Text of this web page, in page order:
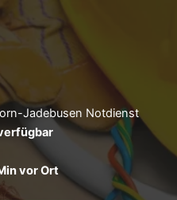
Jadebusen Notdienst
vor Ort